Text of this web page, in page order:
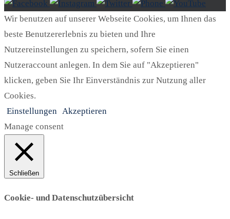
Wir benutzen auf unserer Webseite Cookies, um Ihnen das
beste Benutzererlebnis zu bieten und Ihre
Nutzereinstellungen zu speichern, sofern Sie einen
Nutzeraccount anlegen. In dem Sie auf "Akzeptieren"
klicken, geben Sie Ihr Einverständnis zur Nutzung aller
Cookies.
Einstellungen Akzeptieren
Manage consent
Schließen
Cookie- und Datenschutzübersicht